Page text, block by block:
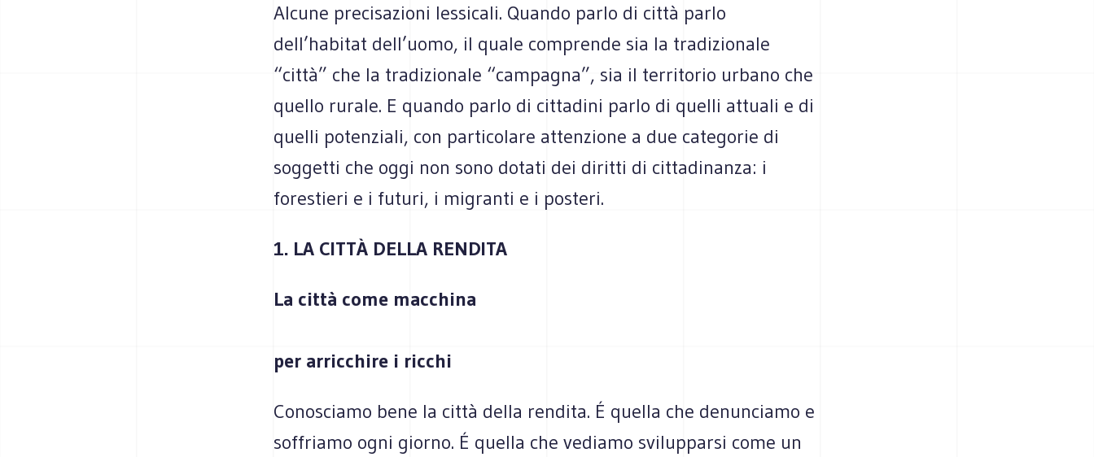
Alcune precisazioni lessicali. Quando parlo di città parlo
dell’habitat dell’uomo, il quale comprende sia la tradizionale
“città” che la tradizionale “campagna”, sia il territorio urbano che
quello rurale. E quando parlo di cittadini parlo di quelli attuali e di
quelli potenziali, con particolare attenzione a due categorie di
soggetti che oggi non sono dotati dei diritti di cittadinanza: i
forestieri e i futuri, i migranti e i posteri.
1. LA CITTÀ DELLA RENDITA
La città come macchina
per arricchire i ricchi
Conosciamo bene la città della rendita. É quella che denunciamo e
soffriamo ogni giorno. É quella che vediamo svilupparsi come un